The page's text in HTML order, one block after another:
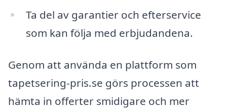
Ta del av garantier och efterservice
som kan följa med erbjudandena.
Genom att använda en plattform som
tapetsering-pris.se görs processen att
hämta in offerter smidigare och mer